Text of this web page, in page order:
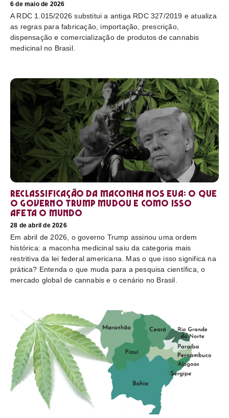
6 de maio de 2026
A RDC 1.015/2026 substitui a antiga RDC 327/2019 e atualiza
as regras para fabricação, importação, prescrição,
dispensação e comercialização de produtos de cannabis
medicinal no Brasil.
Reclassificação da maconha nos EUA: o que
o governo Trump mudou e como isso
afeta o mundo
28 de abril de 2026
Em abril de 2026, o governo Trump assinou uma ordem
histórica: a maconha medicinal saiu da categoria mais
restritiva da lei federal americana. Mas o que isso significa na
prática? Entenda o que muda para a pesquisa científica, o
mercado global de cannabis e o cenário no Brasil.